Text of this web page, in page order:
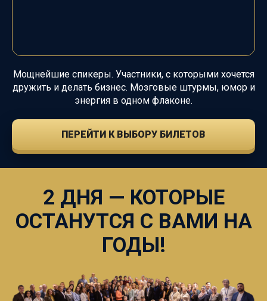
Мощнейшие спикеры. Участники, с которыми хочется
дружить и делать бизнес. Мозговые штурмы, юмор и
энергия в одном флаконе.
ПЕРЕЙТИ К ВЫБОРУ БИЛЕТОВ
2 ДНЯ — КОТОРЫЕ
ОСТАНУТСЯ С ВАМИ НА
ГОДЫ!